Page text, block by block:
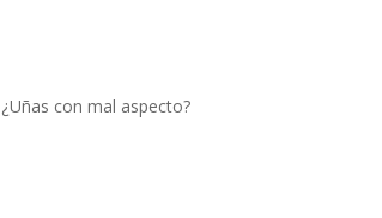
¿Uñas con mal aspecto?